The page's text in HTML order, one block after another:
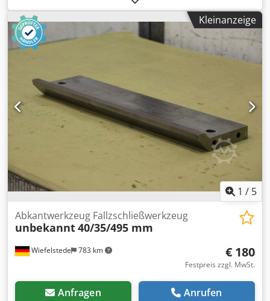
Zeichnung: bei den Bildern -Gesamtlänge: 400 mm -
Gesamthöhe: 120 mm -Preis: pro Stück -Anzahl: 2 Stück
Dedsfcd Ilepfx Al Deck -Gewicht: 13 kg
Kleinanzeige
1 / 5
Wiefelstede 783 km
Abkantwerkzeug Fallzschließwerkzeug
unbekannt40/35/495 mm
€ 180
Festpreis zzgl. MwSt.
Anfragen Anrufen